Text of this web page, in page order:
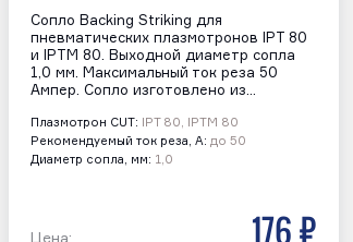
Сопло Backing Striking для
пневматических плазмотронов IPT 80
и IPTM 80. Выходной диаметр сопла
1,0 мм. Максимальный ток реза 50
Ампер. Сопло изготовлено из…
Плазмотрон CUT: IPT 80, IPTM 80
Рекомендуемый ток реза, А: до 50
Диаметр сопла, мм: 1,0
Цена: 176 р